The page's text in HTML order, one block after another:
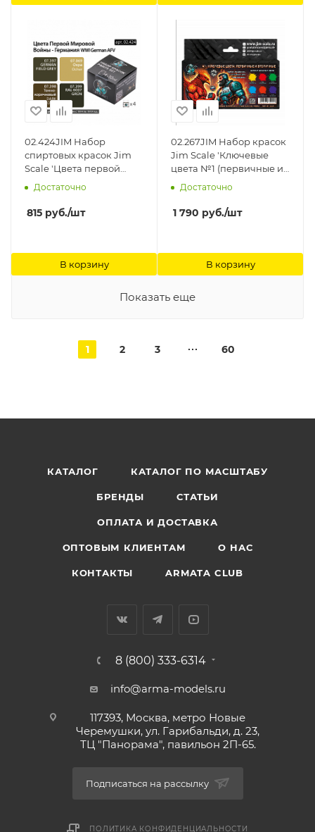
02.424JIM Набор
спиртовых красок Jim
Scale 'Цвета первой
мировой Германия' Jim
Scale
Достаточно
815 руб./шт
В корзину
02.267JIM Набор красок
Jim Scale 'Ключевые
цвета №1 (первичные и
вторичные)' Jim Scale
Достаточно
1 790 руб./шт
В корзину
Показать еще
1 2 3 60
КАТАЛОГ КАТАЛОГ ПО МАСШТАБУ
БРЕНДЫ СТАТЬИ
ОПЛАТА И ДОСТАВКА
ОПТОВЫМ КЛИЕНТАМ О НАС
КОНТАКТЫ ARMATA CLUB
8 (800) 333-6314
info@arma-models.ru
117393, Москва, метро Новые
Черемушки, ул. Гарибальди, д. 23,
ТЦ "Панорама", павильон 2П-65.
Подписаться на рассылку
ПОЛИТИКА КОНФИДЕНЦИАЛЬНОСТИ